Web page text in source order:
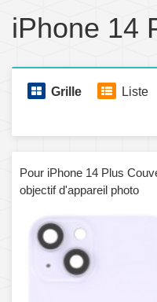
iPhone 14
Grille Liste
Pour iPhone 14 Plus
objectif d'appareil photo